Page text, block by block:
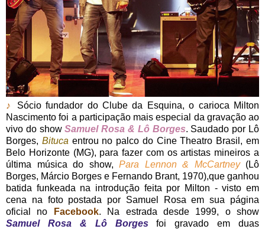
♪
Sócio fundador do Clube da Esquina, o carioca Milton
Nascimento foi a participação mais especial da gravação ao
vivo do showSamuel Rosa & Lô Borges. Saudado por Lô
Borges, Bituca entrou no palco do Cine Theatro Brasil, em
Belo Horizonte (MG), para fazer com os artistas mineiros a
última música do show, Para Lennon & McCartney(Lô
Borges, Márcio Borges e Fernando Brant, 1970),que ganhou
batida funkeada na introdução feita por Milton - visto em
cena na foto postada por Samuel Rosa em sua página
oficial no
Facebook. Na estrada desde 1999, o show
Samuel Rosa & Lô Borgesfoi gravado em duas